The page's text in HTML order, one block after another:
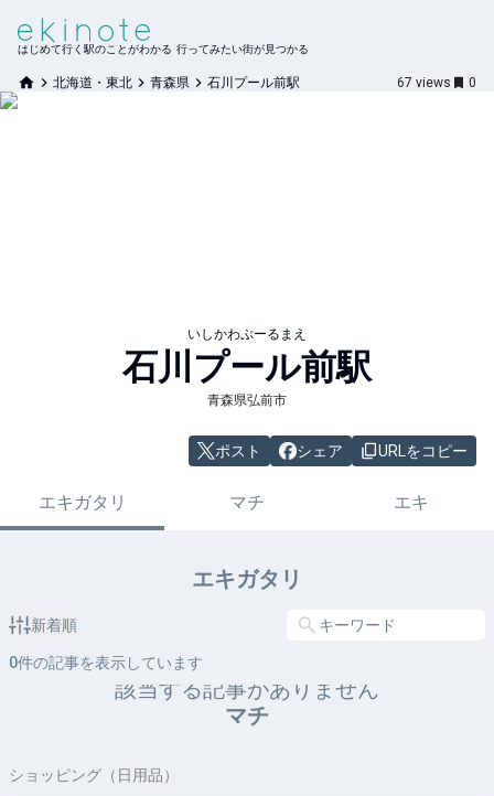
はじめて行く駅のことがわかる 行ってみたい街が見つかる
北海道・東北 青森県 石川プール前駅 67 views 0
いしかわぷーるまえ
石川プール前駅
青森県弘前市
ポスト シェア URLをコピー
エキガタリ マチ エキ
エキガタリ
新着順
0件の記事を表示しています
該当する記事がありません
マチ
ショッピング（日用品）